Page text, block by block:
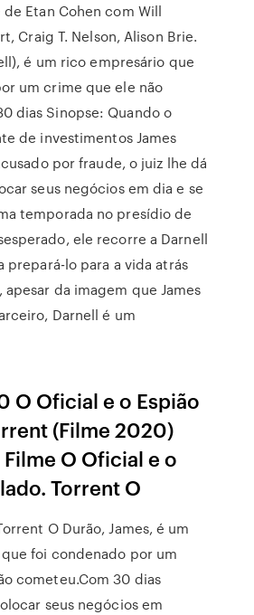
Etan Cohen com Will
Craig T. Nelson, Alison Brie.
é um rico empresário que
um crime que ele não
dias Sinopse: Quando o
de investimentos James
por fraude, o juiz lhe dá
seus negócios em dia e se
temporada no presídio de
ele recorre a Darnell
prepará-lo para a vida atrás
apesar da imagem que James
Darnell é um
O Oficial e o Espião
(Filme 2020)
Filme O Oficial e o
Torrent O
O Durão, James, é um
foi condenado por um
cometeu.Com 30 dias
seus negócios em